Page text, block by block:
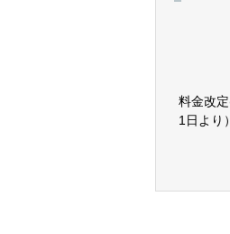
料金改
1日より）